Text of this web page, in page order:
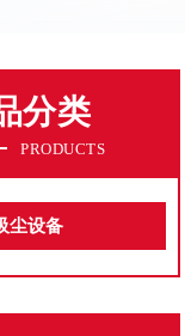
分类
PRODUCTS
尘设备